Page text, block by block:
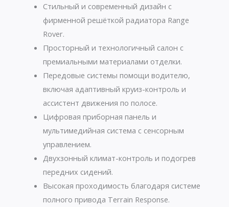
Стильный и современный дизайн с
фирменной решёткой радиатора Range
Rover.
Просторный и технологичный салон с
премиальными материалами отделки.
Передовые системы помощи водителю,
включая адаптивный круиз-контроль и
ассистент движения по полосе.
Цифровая приборная панель и
мультимедийная система с сенсорным
управлением.
Двухзонный климат-контроль и подогрев
передних сидений.
Высокая проходимость благодаря системе
полного привода Terrain Response.